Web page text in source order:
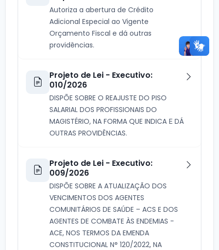
Autoriza a abertura de Crédito
Adicional Especial ao Vigente
Orçamento Fiscal e dá outras
providências.
Projeto de Lei - Executivo:
010/2026
DISPÕE SOBRE O REAJUSTE DO PISO
SALARIAL DOS PROFISSIONAIS DO
MAGISTÉRIO, NA FORMA QUE INDICA Е DÁ
OUTRAS PROVIDÊNCIAS.
Projeto de Lei - Executivo:
009/2026
DISPÕE SOBRE A ATUALIZAÇÃO DOS
VENCIMENTOS DOS AGENTES
COMUNITÁRIOS DE SAÚDE – ACS E DOS
AGENTES DE COMBATE ÀS ENDEMIAS -
ACE, NOS TERMOS DA EMENDA
CONSTITUCIONAL N° 120/2022, NA